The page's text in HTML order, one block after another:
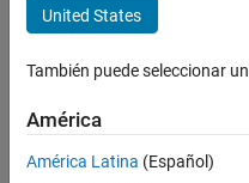
United States
También puede seleccionar
América
América Latina (Español)